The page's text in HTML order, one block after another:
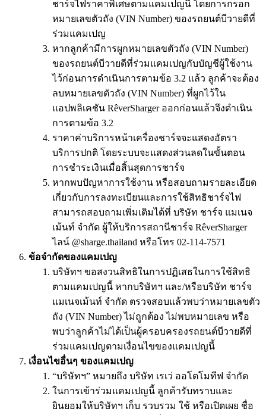
ชาร์จไฟราคาพิเศษตามแคมเปญนี้ โดยการกรอก
หมายเลขตัวถัง (VIN Number) ของรถยนต์บีวายดีที่
ร่วมแคมเปญ
หากลูกค้ามีการผูกหมายเลขตัวถัง (VIN Number)
ของรถยนต์บีวายดีที่ร่วมแคมเปญกับบัญชีผู้ใช้งาน
ไว้ก่อนการดำเนินการตามข้อ 3.2 แล้ว ลูกค้าจะต้อง
ลบหมายเลขตัวถัง (VIN Number) ที่ผูกไว้ใน
แอปพลิเคชัน RêverSharger ออกก่อนแล้วจึงดำเนิน
การตามข้อ 3.2
ราคาค่าบริการหน้าเครื่องชาร์จจะแสดงอัตรา
บริการปกติ โดยระบบจะแสดงส่วนลดในขั้นตอน
การชำระเงินเมื่อสิ้นสุดการชาร์จ
หากพบปัญหาการใช้งาน หรือสอบถามรายละเอียด
เกี่ยวกับการลงทะเบียนและการใช้สิทธิชาร์จไฟ
สามารถสอบถามเพิ่มเติมได้ที่ บริษัท ชาร์จ แมเนจ
เม้นท์ จํากัด ผู้ให้บริการสถานีชาร์จ RêverSharger
ไลน์ @sharge.thailand หรือโทร 02-114-7571
ข้อจำกัดของแคมเปญ
บริษัทฯ ขอสงวนสิทธิในการปฏิเสธในการใช้สิทธิ
ตามแคมเปญนี้ หากบริษัทฯ และ/หรือบริษัท ชาร์จ
แมเนจเม้นท์ จํากัด ตรวจสอบแล้วพบว่าหมายเลขตัว
ถัง (VIN Number) ไม่ถูกต้อง ไม่พบหมายเลข หรือ
พบว่าลูกค้าไม่ได้เป็นผู้ครอบครองรถยนต์บีวายดีที่
ร่วมแคมเปญตามเงื่อนไขของแคมเปญนี้
เงื่อนไขอื่นๆ ของแคมเปญ
“บริษัทฯ” หมายถึง บริษัท เรเว่ ออโตโมทีฟ จำกัด
ในการเข้าร่วมแคมเปญนี้ ลูกค้ารับทราบและ
ยินยอมให้บริษัทฯ เก็บ รวบรวม ใช้ หรือเปิดเผย ชื่อ